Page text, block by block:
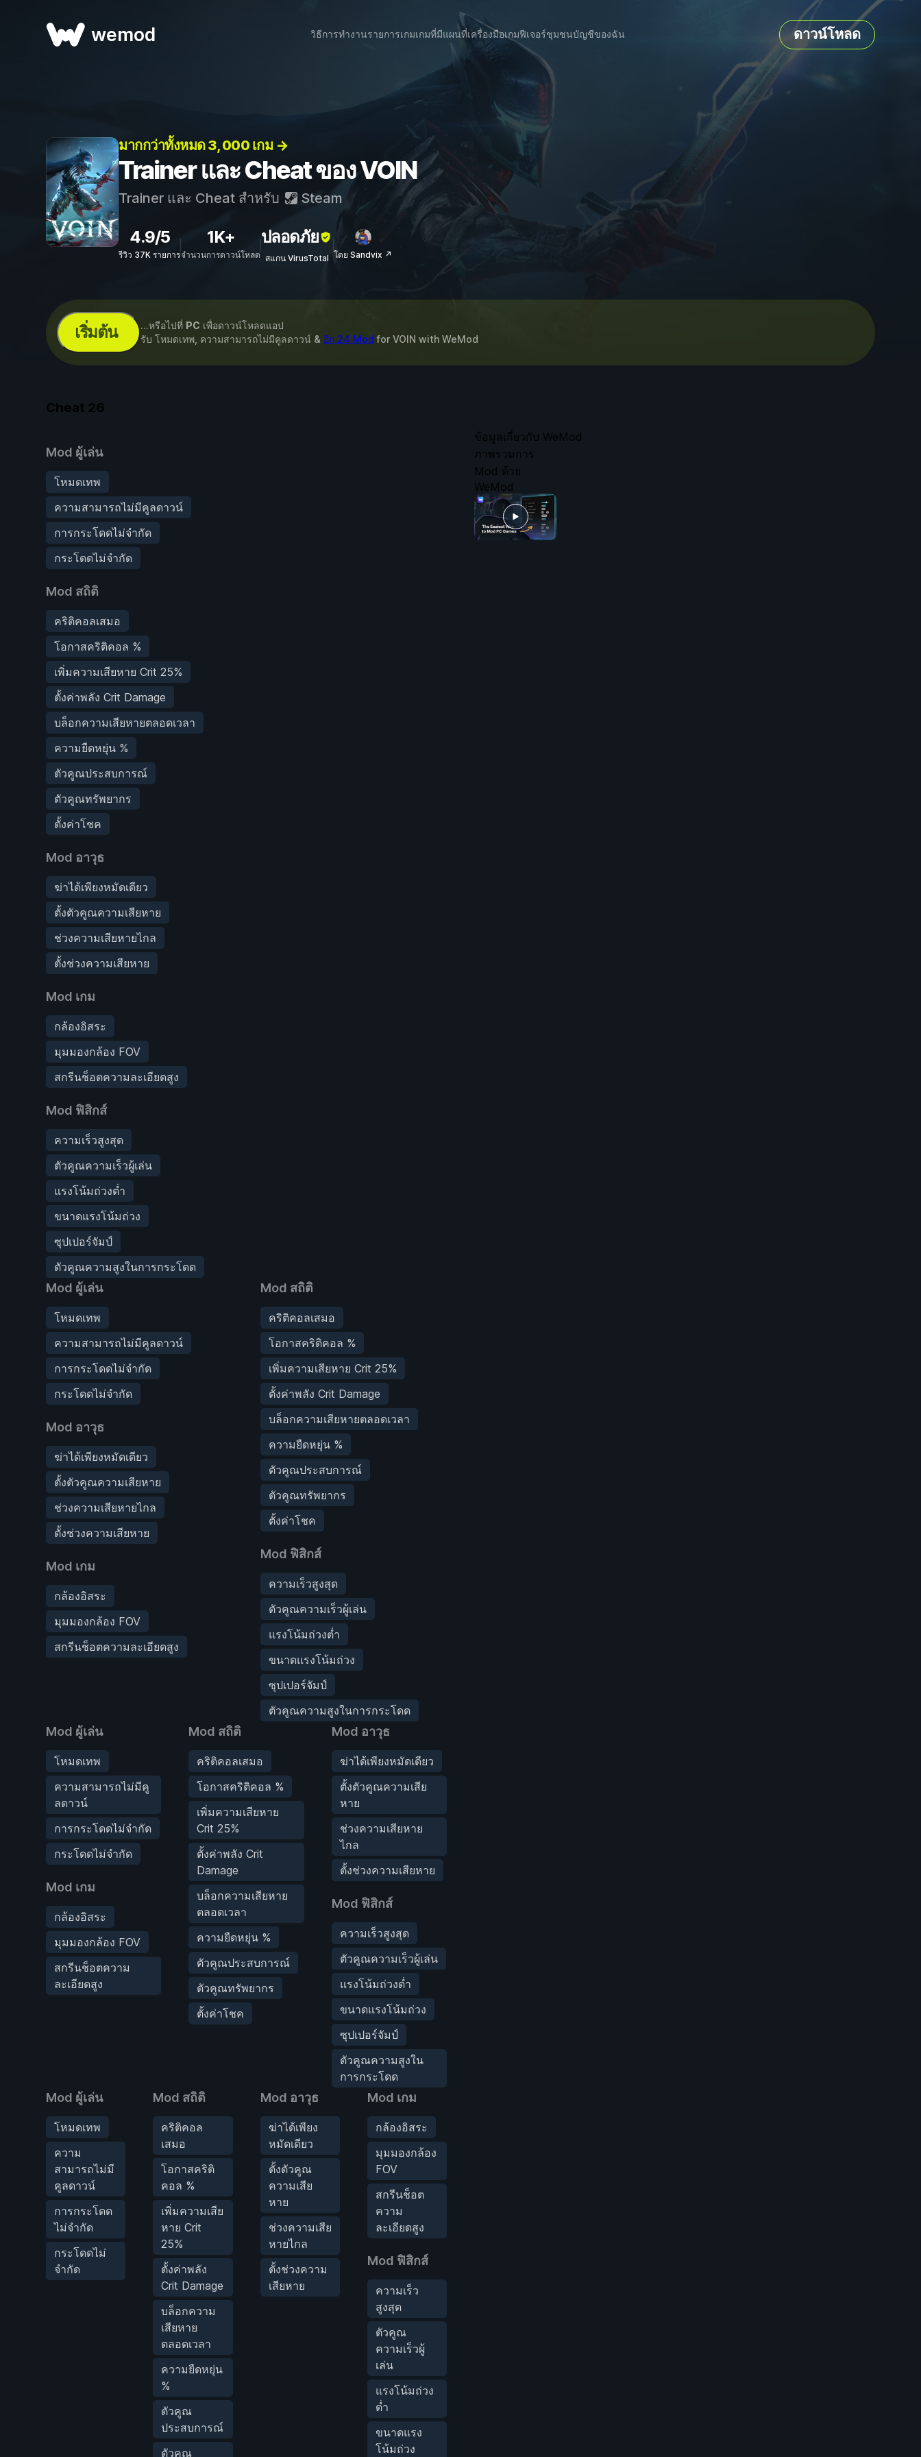
wemod วิธีการทำงานรายการเกมเกมที่มีแผนที่เครื่องมือเกมฟีเจอร์ชุมชนบัญชีของฉัน ดาวน์โหลด
มากกว่าทั้งหมด 3, 000 เกม →
Trainer และ Cheat ของ VOIN
Trainer และ Cheat สำหรับ Steam
4.9/5
รีวิว 37K รายการ
1K+
จำนวนการดาวน์โหลด
ปลอดภัย
สแกน VirusTotal โดย Sandvix ↗
เริ่มต้น ...หรือไปที่ PC เพื่อดาวน์โหลดแอป
รับ โหมดเทพ, ความสามารถไม่มีคูลดาวน์ & อีก 24 Mod for VOIN with WeMod
Cheat 26
Mod ผู้เล่น
โหมดเทพ
ความสามารถไม่มีคูลดาวน์
การกระโดดไม่จำกัด
กระโดดไม่จำกัด
Mod สถิติ
คริติคอลเสมอ
โอกาสคริติคอล %
เพิ่มความเสียหาย Crit 25%
ตั้งค่าพลัง Crit Damage
บล็อกความเสียหายตลอดเวลา
ความยืดหยุ่น %
ตัวคูณประสบการณ์
ตัวคูณทรัพยากร
ตั้งค่าโชค
Mod อาวุธ
ฆ่าได้เพียงหมัดเดียว
ตั้งตัวคูณความเสียหาย
ช่วงความเสียหายไกล
ตั้งช่วงความเสียหาย
Mod เกม
กล้องอิสระ
มุมมองกล้อง FOV
สกรีนช็อตความละเอียดสูง
Mod ฟิสิกส์
ความเร็วสูงสุด
ตัวคูณความเร็วผู้เล่น
แรงโน้มถ่วงต่ำ
ขนาดแรงโน้มถ่วง
ซุปเปอร์จัมป์
ตัวคูณความสูงในการกระโดด
Mod ผู้เล่น
โหมดเทพ
ความสามารถไม่มีคูลดาวน์
การกระโดดไม่จำกัด
กระโดดไม่จำกัด
Mod อาวุธ
ฆ่าได้เพียงหมัดเดียว
ตั้งตัวคูณความเสียหาย
ช่วงความเสียหายไกล
ตั้งช่วงความเสียหาย
Mod เกม
กล้องอิสระ
มุมมองกล้อง FOV
สกรีนช็อตความละเอียดสูง
Mod สถิติ
คริติคอลเสมอ
โอกาสคริติคอล %
เพิ่มความเสียหาย Crit 25%
ตั้งค่าพลัง Crit Damage
บล็อกความเสียหายตลอดเวลา
ความยืดหยุ่น %
ตัวคูณประสบการณ์
ตัวคูณทรัพยากร
ตั้งค่าโชค
Mod ฟิสิกส์
ความเร็วสูงสุด
ตัวคูณความเร็วผู้เล่น
แรงโน้มถ่วงต่ำ
ขนาดแรงโน้มถ่วง
ซุปเปอร์จัมป์
ตัวคูณความสูงในการกระโดด
Mod ผู้เล่น
โหมดเทพ
ความสามารถไม่มีคู
ลดาวน์
การกระโดดไม่จำกัด
กระโดดไม่จำกัด
Mod เกม
กล้องอิสระ
มุมมองกล้อง FOV
สกรีนช็อตความ
ละเอียดสูง
Mod สถิติ
คริติคอลเสมอ
โอกาสคริติคอล %
เพิ่มความเสียหาย
Crit 25%
ตั้งค่าพลัง Crit
Damage
บล็อกความเสียหาย
ตลอดเวลา
ความยืดหยุ่น %
ตัวคูณประสบการณ์
ตัวคูณทรัพยากร
ตั้งค่าโชค
Mod อาวุธ
ฆ่าได้เพียงหมัดเดียว
ตั้งตัวคูณความเสีย
หาย
ช่วงความเสียหาย
ไกล
ตั้งช่วงความเสียหาย
Mod ฟิสิกส์
ความเร็วสูงสุด
ตัวคูณความเร็วผู้เล่น
แรงโน้มถ่วงต่ำ
ขนาดแรงโน้มถ่วง
ซุปเปอร์จัมป์
ตัวคูณความสูงใน
การกระโดด
Mod ผู้เล่น
โหมดเทพ
ความ
สามารถไม่มี
คูลดาวน์
การกระโดด
ไม่จำกัด
กระโดดไม่
จำกัด
Mod สถิติ
คริติคอล
เสมอ
โอกาสคริติ
คอล %
เพิ่มความเสีย
หาย Crit
25%
ตั้งค่าพลัง
Crit Damage
บล็อกความ
เสียหาย
ตลอดเวลา
ความยืดหยุ่น
%
ตัวคูณ
ประสบการณ์
ตัวคูณ
Mod อาวุธ
ฆ่าได้เพียง
หมัดเดียว
ตั้งตัวคูณ
ความเสีย
หาย
ช่วงความเสีย
หายไกล
ตั้งช่วงความ
เสียหาย
Mod เกม
กล้องอิสระ
มุมมองกล้อง
FOV
สกรีนช็อต
ความ
ละเอียดสูง
Mod ฟิสิกส์
ความเร็ว
สูงสุด
ตัวคูณ
ความเร็วผู้
เล่น
แรงโน้มถ่วง
ต่ำ
ขนาดแรง
โน้มถ่วง
ข้อมูลเกี่ยวกับ WeMod
ภาพรวมการ
Mod ด้วย
WeMod